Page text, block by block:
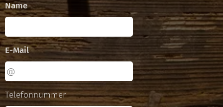
Name
E-Mail
Telefonnummer